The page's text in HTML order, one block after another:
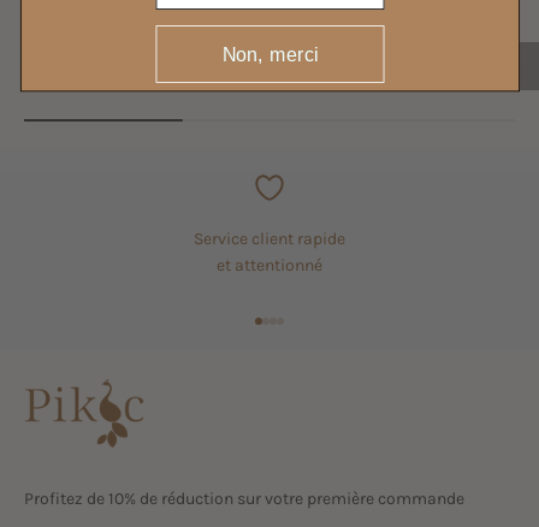
BOIS MYTHIQUE
Service client rapide
et attentionné
Profitez de 10% de réduction sur votre première commande
Non, merci